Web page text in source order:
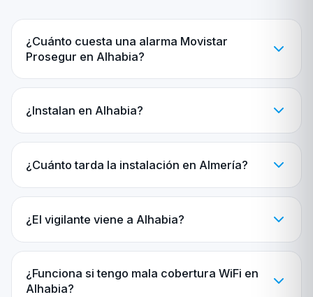
¿Cuánto cuesta una alarma Movistar
Prosegur en Alhabia?
¿Instalan en Alhabia?
¿Cuánto tarda la instalación en Almería?
¿El vigilante viene a Alhabia?
¿Funciona si tengo mala cobertura WiFi en
Alhabia?